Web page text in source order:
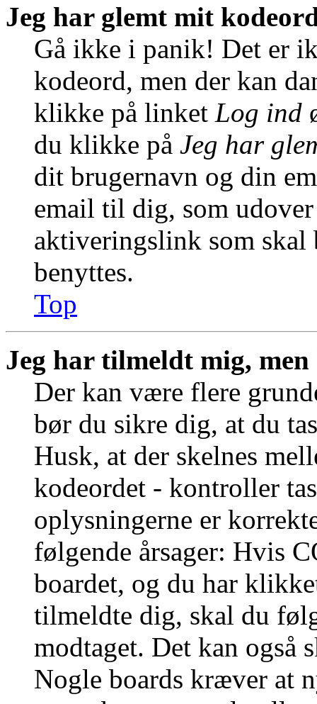
Jeg har glemt mit
Gå ikke i panik! Det er
kodeord, men der kan
klikke på linket Log ind
du klikke på Jeg har
dit brugernavn og din
email til dig, som
aktiveringslink som skal
benyttes.
Top
Jeg har tilmeldt mig,
Der kan være flere
bør du sikre dig, at du
Husk, at der skelnes
kodeordet - kontroller
oplysningerne er
følgende årsager: Hvis
boardet, og du har
tilmeldte dig, skal du
modtaget. Det kan også
Nogle boards kræver at